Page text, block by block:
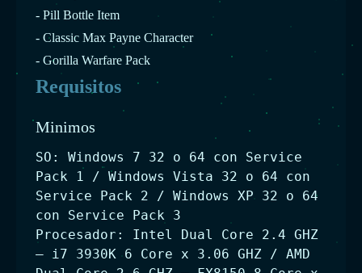
- Pill Bottle Item
- Classic Max Payne Character
- Gorilla Warfare Pack
Requisitos
Minimos
SO: Windows 7 32 o 64 con Service
Pack 1 / Windows Vista 32 o 64 con
Service Pack 2 / Windows XP 32 o 64
con Service Pack 3
Procesador: Intel Dual Core 2.4 GHZ
– i7 3930K 6 Core x 3.06 GHZ / AMD